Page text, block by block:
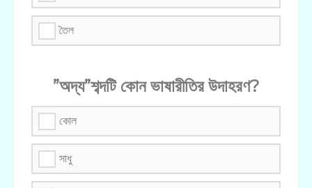
তৈল
”অদ্য”শব্দটি কোন ভাষারীতির উদাহরণ?
কোল
সাধু